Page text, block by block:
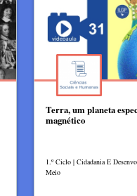
Terra, um planeta
magnético
1.º Ciclo | Cidadania E
Meio